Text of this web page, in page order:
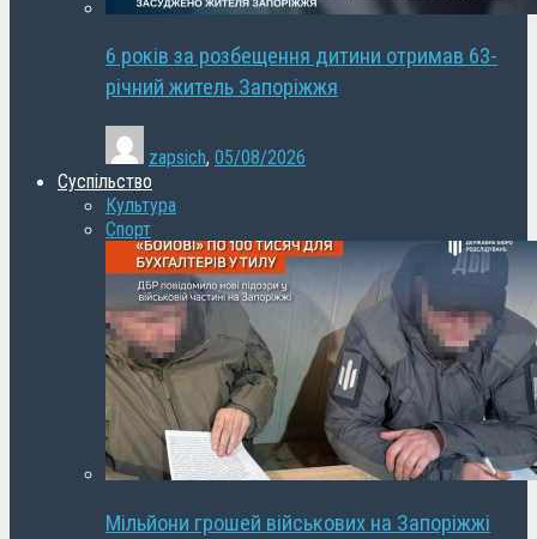
6 років за розбещення дитини отримав 63-
річний житель Запоріжжя
zapsich, 05/08/2026
Суспільство
Культура
Спорт
Мільйони грошей військових на Запоріжжі